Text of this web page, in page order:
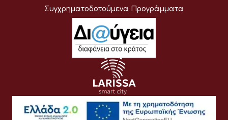
Συγχρηματοδοτούμενα Προγράμματα